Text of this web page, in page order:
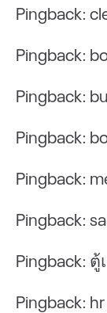
Pingback:
Pingback:
Pingback:
Pingback:
Pingback:
Pingback:
Pingback: ตู้
Pingback: